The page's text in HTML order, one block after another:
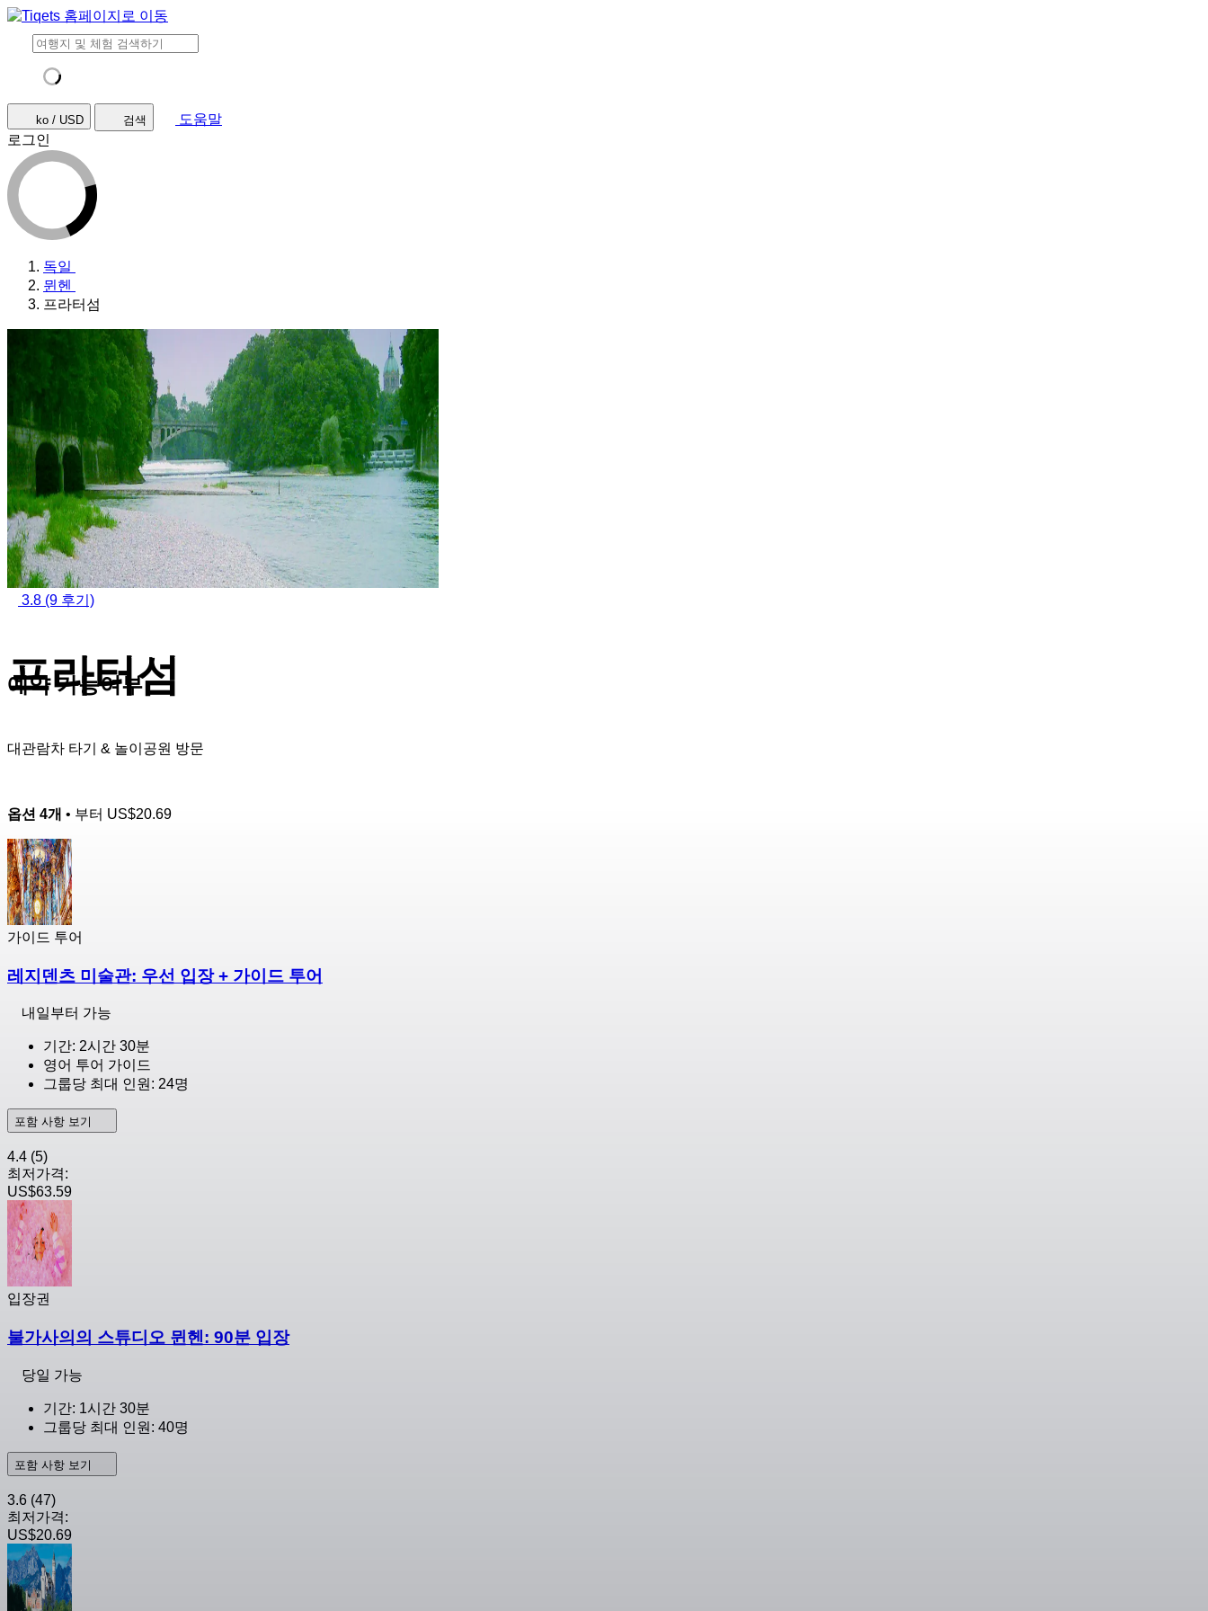
ko / USD 검색
도움말
로그인
독일
뮌헨
프라터섬
3.8 (9 후기)
프라터섬
대관람차 타기 & 놀이공원 방문
예약 가능여부
옵션 4개 • 부터 US$20.69
가이드 투어
레지덴츠 미술관: 우선 입장 + 가이드 투어
내일부터 가능
기간: 2시간 30분
영어 투어 가이드
그룹당 최대 인원: 24명
포함 사항 보기
4.4 (5)
최저가격:
US$63.59
입장권
불가사의의 스튜디오 뮌헨: 90분 입장
당일 가능
기간: 1시간 30분
그룹당 최대 인원: 40명
포함 사항 보기
3.6 (47)
최저가격:
US$20.69